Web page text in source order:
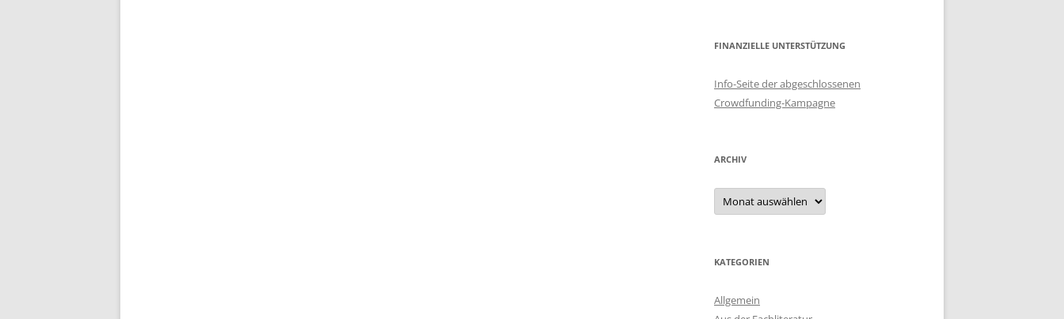
FINANZIELLE UNTERSTÜTZUNG
Info-Seite der abgeschlossenen
Crowdfunding-Kampagne
ARCHIV
Archiv
KATEGORIEN
Allgemein